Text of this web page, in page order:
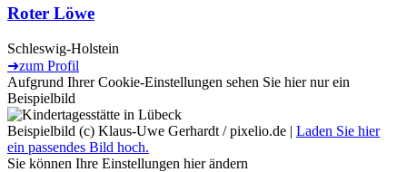
Roter Löwe
Schleswig-Holstein
➜zum Profil
Aufgrund Ihrer Cookie-Einstellungen sehen Sie hier nur ein
Beispielbild
Beispielbild (c) Klaus-Uwe Gerhardt / pixelio.de | Laden Sie hier
ein passendes Bild hoch.
Sie können Ihre Einstellungen hierändern